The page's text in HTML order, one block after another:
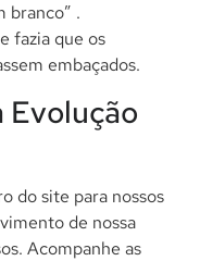
branco” .
fazia que os
embaçados.
Evolução
do site para nossos
de nossa
Acompanhe as